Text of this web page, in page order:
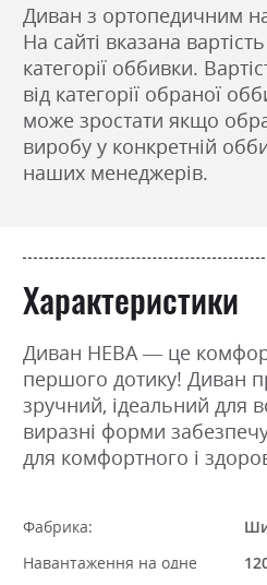
Диван з ортопедичним
На сайті вказана
категорії оббивки.
від категорії обраної
може зростати якщо
виробу у конкретній
наших менеджерів.
Характеристики
Диван НЕВА — це
першого дотику! Диван
зручний, ідеальний для
виразні форми
для комфортного і
Фабрика:
Навантаження на одне